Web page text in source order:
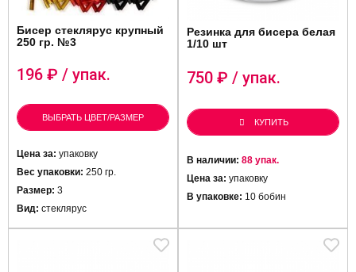
Бисер стеклярус крупный
250 гр. №3
196 ₽ / упак.
ВЫБРАТЬ ЦВЕТ/РАЗМЕР
Цена за: упаковку
Вес упаковки: 250 гр.
Размер: 3
Вид: стеклярус
Резинка для бисера белая
1/10 шт
750 ₽ / упак.
КУПИТЬ
В наличии: 88 упак.
Цена за: упаковку
В упаковке: 10 бобин